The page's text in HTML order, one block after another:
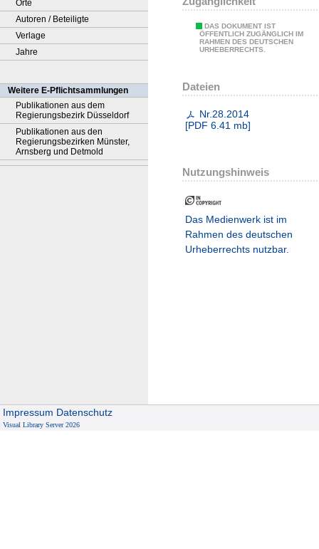
Orte
Autoren / Beteiligte
Verlage
Jahre
Weitere E-Pflichtsammlungen
Publikationen aus dem
Regierungsbezirk Düsseldorf
Publikationen aus den
Regierungsbezirken Münster,
Arnsberg und Detmold
DAS DOKUMENT IST
ÖFFENTLICH ZUGÄNGLICH IM
RAHMEN DES DEUTSCHEN
URHEBERRECHTS.
Dateien
Nr.28.2014
[PDF 6.41 mb]
Nutzungshinweis
Das Medienwerk ist im
Rahmen des deutschen
Urheberrechts nutzbar.
Impressum Datenschutz
Visual Library Server 2026